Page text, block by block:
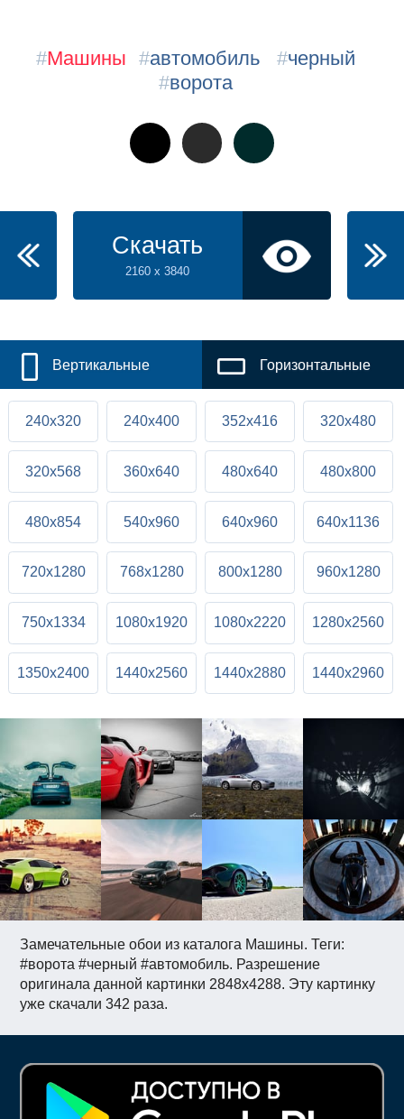
Замечательные обои из каталога Машины. Теги:
#ворота #черный #автомобиль. Разрешение
оригинала данной картинки 2848x4288. Эту картинку
уже скачали 342 раза.
#Машины #автомобиль #черный
#ворота
Скачать
2160 x 3840
Вертикальные Горизонтальные
240x320 240x400 352x416 320x480
320x568 360x640 480x640 480x800
480x854 540x960 640x960 640x1136
720x1280 768x1280 800x1280 960x1280
750x1334 1080x1920 1080x2220 1280x2560
1350x2400 1440x2560 1440x2880 1440x2960